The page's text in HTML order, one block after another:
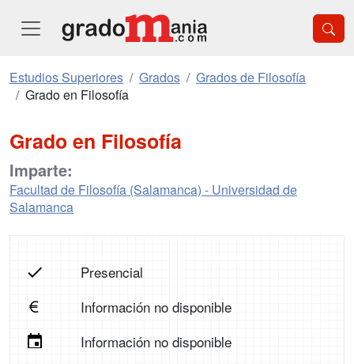
Estudios Superiores Grados
Grados de Filosofía
Grado en Filosofía
Grado en Filosofía
Imparte:
Facultad de Filosofía (Salamanca) - Universidad de
Salamanca
Presencial
Información no disponible
Información no disponible